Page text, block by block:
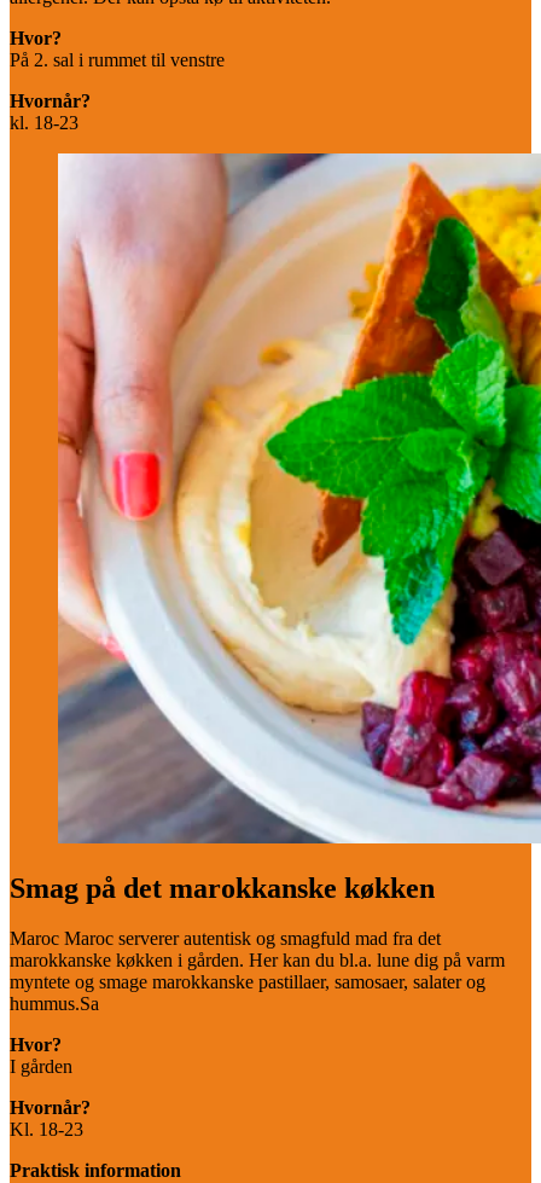
Hvor?
På 2. sal i rummet til venstre
Hvornår?
kl. 18-23
Smag på det marokkanske køkken
Maroc Maroc serverer autentisk og smagfuld mad fra det
marokkanske køkken i gården. Her kan du bl.a. lune dig på varm
myntete og smage marokkanske pastillaer, samosaer, salater og
hummus.Sa
Hvor?
I gården
Hvornår?
Kl. 18-23
Praktisk information